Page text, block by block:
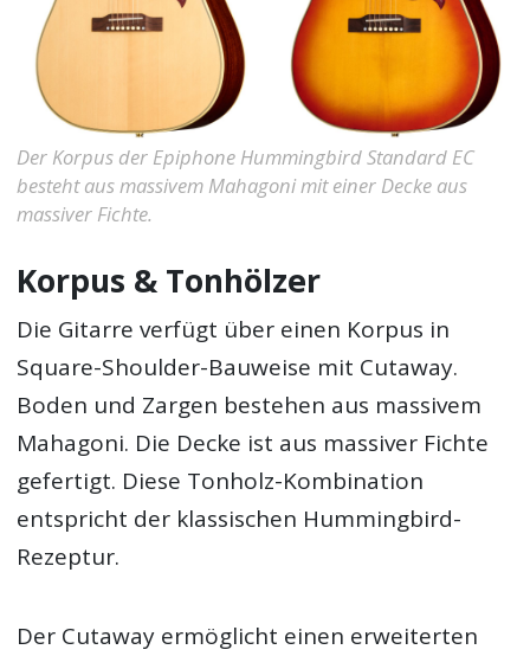
Der Korpus der Epiphone Hummingbird Standard EC
besteht aus massivem Mahagoni mit einer Decke aus
massiver Fichte.
Korpus & Tonhölzer
Die Gitarre verfügt über einen Korpus in
Square-Shoulder-Bauweise mit Cutaway.
Boden und Zargen bestehen aus massivem
Mahagoni. Die Decke ist aus massiver Fichte
gefertigt. Diese Tonholz-Kombination
entspricht der klassischen Hummingbird-
Rezeptur.
Der Cutaway ermöglicht einen erweiterten